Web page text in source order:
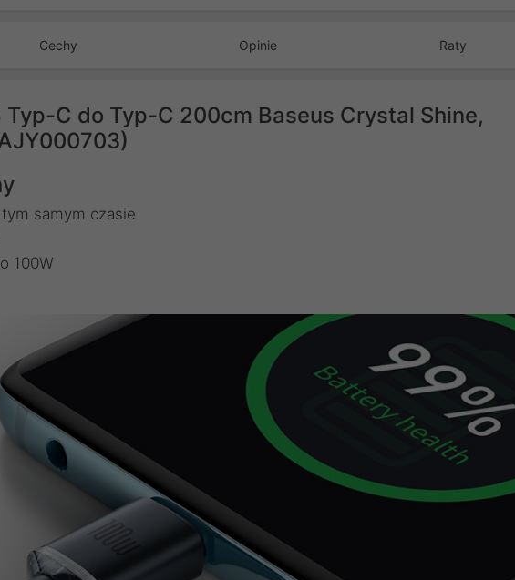
Cechy Opinie Raty
Typ-C do Typ-C 200cm Baseus Crystal Shine,
samym czasie
100W